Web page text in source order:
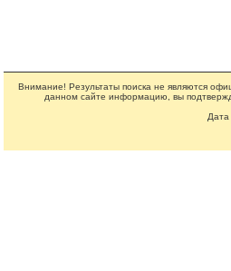
Внимание! Результаты поиска не являются
данном сайте информацию, вы
Дата